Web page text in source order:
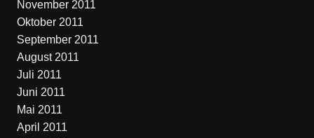
November 2011
Oktober 2011
September 2011
August 2011
Juli 2011
Juni 2011
Mai 2011
April 2011